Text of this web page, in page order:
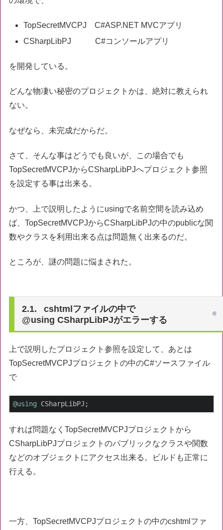
TopSecretMVCPJ C#ASP.NET MVCアプリ
CSharpLibPJ C#コンソールアプリ
を開発している。
どんな物凄い秘密のプロジェクトかは、絶対に教えられ
ない。
なぜなら、未完成だからだ。
さて、そんな事はどうでも良いが、この場合でも
TopSecretMVCPJからCSharpLibPJへプロジェクト参照
を設定する事は出来る。
かつ、上で説明したようにusingで名前空間を読み込め
ば、TopSecretMVCPJからCSharpLibPJの中のpublicな関
数やクラスを利用出来る点は問題無く出来るのだ。
ところが、謎の問題に悩まされた。
cshtmlファイルの中で
@using CSharpLibPJがエラーする
上で説明したプロジェクト参照を設定して、あとは
TopSecretMVCPJプロジェクトの中のC#ソースファイル
で
@using CSharpLibPJ;
すれば問題なくTopSecretMVCPJプロジェクトから
CSharpLibPJプロジェクトのパブリックなクラスや関数
などのオブジェクトにアクセス出来る。ビルドも正常に
行える。
一方、TopSecretMVCPJプロジェクトの中のcshtmlファ